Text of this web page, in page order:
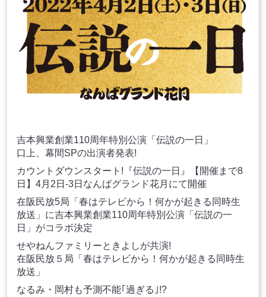
吉本興業創業110周年特別公演「伝説の一日」
口上、幕間SPの出演者発表!
カウントダウンスタート!『伝説の一日』【開催まで8
日】4月2日-3日なんばグランド花月にて開催
在阪民放5局「春はテレビから！何かが起きる同時生
放送」に吉本興業創業110周年特別公演「伝説の一
日」がコラボ決定
せやねんファミリーときよしが共演!
在阪民放５局「春はテレビから！何かが起きる同時生
放送」
なるみ・岡村も予測不能｢過ぎる｣!?